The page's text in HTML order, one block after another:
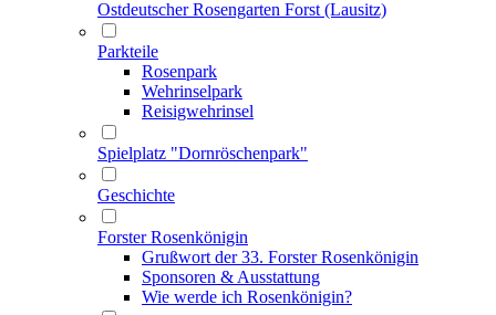
Ostdeutscher Rosengarten Forst (Lausitz)
Parkteile
Rosenpark
Wehrinselpark
Reisigwehrinsel
Spielplatz "Dornröschenpark"
Geschichte
Forster Rosenkönigin
Grußwort der 33. Forster Rosenkönigin
Sponsoren & Ausstattung
Wie werde ich Rosenkönigin?